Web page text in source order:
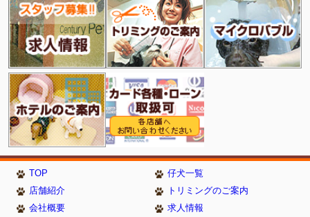
TOP
仔犬一覧
店舗紹介
トリミングのご案内
会社概要
求人情報